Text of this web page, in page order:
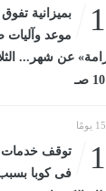
موعد
صـ
توقف خدمات
فى كوبا